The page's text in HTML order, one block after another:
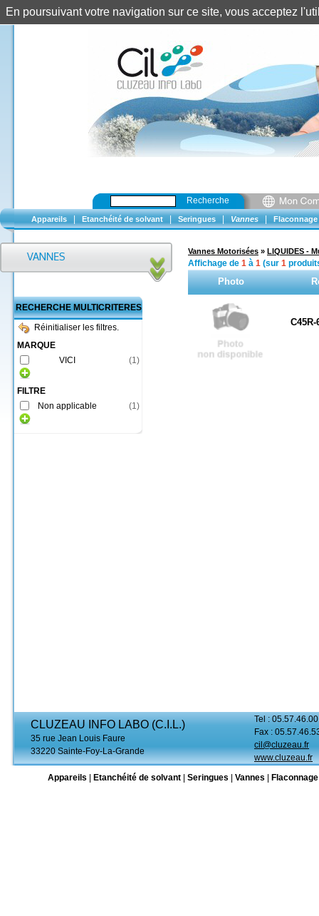
Recherche
Appareils Etanchéité de solvant Seringues Vannes Flaconnage
RECHERCHE MULTICRITERES
Réinitialiser les filtres.
MARQUE
VICI
(1)
FILTRE
Non applicable
(1)
Vannes Motorisées » LIQUIDES -
Affichage de 1 à 1 (sur 1
Photo
C45R-
CLUZEAU INFO LABO (C.I.L.)
35 rue Jean Louis Faure
33220 Sainte-Foy-La-Grande
Tel :
Fax :
cil@cluzeau.fr
www.cluzeau.fr
Appareils
Etanchéité de solvant Seringues Vannes Flaconnage
En poursuivant votre navigation sur ce site, vous acceptez